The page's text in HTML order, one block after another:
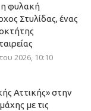
φυλακή
Στυλίδας, ένας
2026, 10:10
Αττικής» στην
με τις